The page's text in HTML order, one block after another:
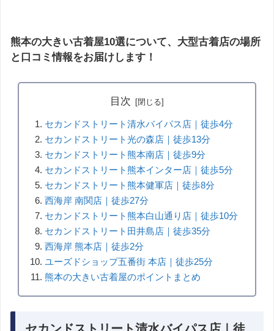
熊本の大きい古着屋10選について、大型古着店の場所
と口コミ情報をお届けします！
目次
セカンドストリート清水バイパス店｜徒歩4分
セカンドストリート光の森店｜徒歩13分
セカンドストリート熊本南店｜徒歩9分
セカンドストリート熊本インター店｜徒歩5分
セカンドストリート熊本健軍店｜徒歩8分
西海岸 南関店｜徒歩27分
セカンドストリート熊本白山通り店｜徒歩10分
セカンドストリート田井島店｜徒歩35分
西海岸 熊本店｜徒歩2分
ユーズドショップ五番街 本店｜徒歩25分
熊本の大きい古着屋のポイントまとめ